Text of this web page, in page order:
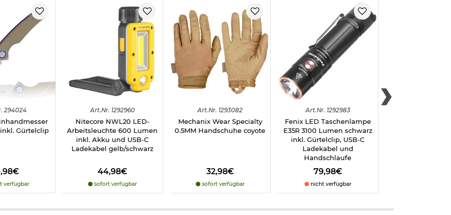
deshalb beachten Sie bitte folgendenInformationslink
ab 18 Jahren - Dieser Artikel kann nur versendet werden, wenn Sie uns einen
nicht vorliegt. (Bitte den Link:"Altersnachweis"für genaue Infos anklicken.)
294024
Gürtelclip
verfügbar
Art.Nr. 1292960
Nitecore NWL20 LED-
Arbeitsleuchte 600 Lumen
inkl. Akku und USB-C
Ladekabel gelb/schwarz
44,98€
sofort verfügbar
Art.Nr. 1293082
Mechanix Wear Specialty
0.5MM Handschuhe coyote
32,98€
sofort verfügbar
Art.Nr. 1292983
Fenix LED Taschenlampe
E35R 3100 Lumen schwarz
inkl. Gürtelclip, USB-C
Ladekabel und
Handschlaufe
79,98€
nicht verfügbar